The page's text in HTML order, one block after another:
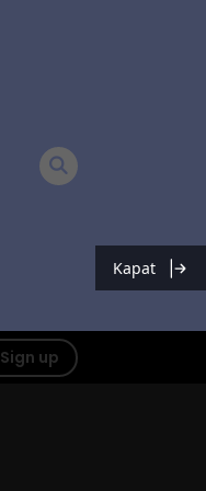
Sign up
Kapat